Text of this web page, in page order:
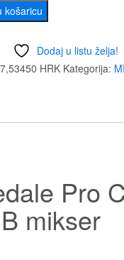
košaricu
Dodaj u listu želja!
HRK Kategorija:
Pro
mikser